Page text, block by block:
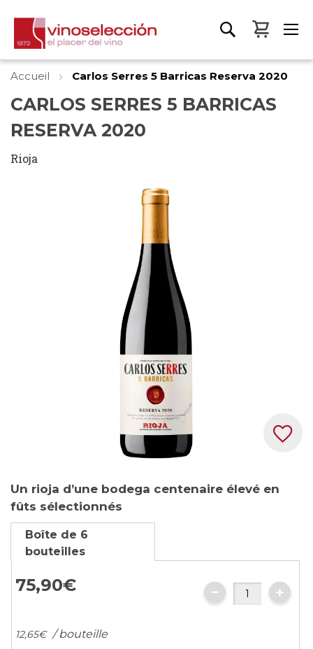
Mon
Accueil Carlos Serres 5 Barricas Reserva 2020
CARLOS SERRES 5 BARRICAS
RESERVA 2020
Rioja
to
the
beginning
the
images
gallery
Un rioja d’une bodega centenaire élevé en
fûts sélectionnés
Boîte de 6
bouteilles
75,90€
12,65€ / bouteille